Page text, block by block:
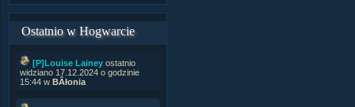
Ostatnio w Hogwarcie
[P]Louise Lainey ostatnio
widziano 17.12.2024 o godzinie
15:44 w BÂłonia